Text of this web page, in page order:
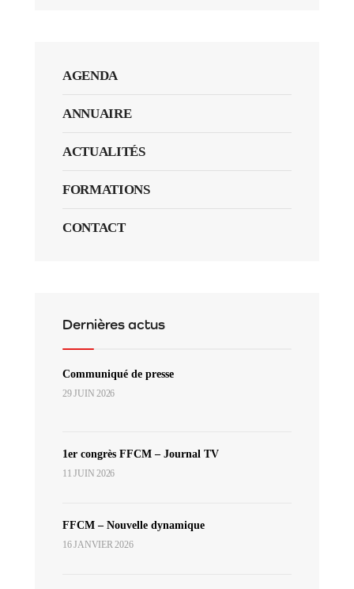
AGENDA
ANNUAIRE
ACTUALITÉS
FORMATIONS
CONTACT
Dernières actus
Communiqué de presse
29 JUIN 2026
1er congrès FFCM – Journal TV
11 JUIN 2026
FFCM – Nouvelle dynamique
16 JANVIER 2026